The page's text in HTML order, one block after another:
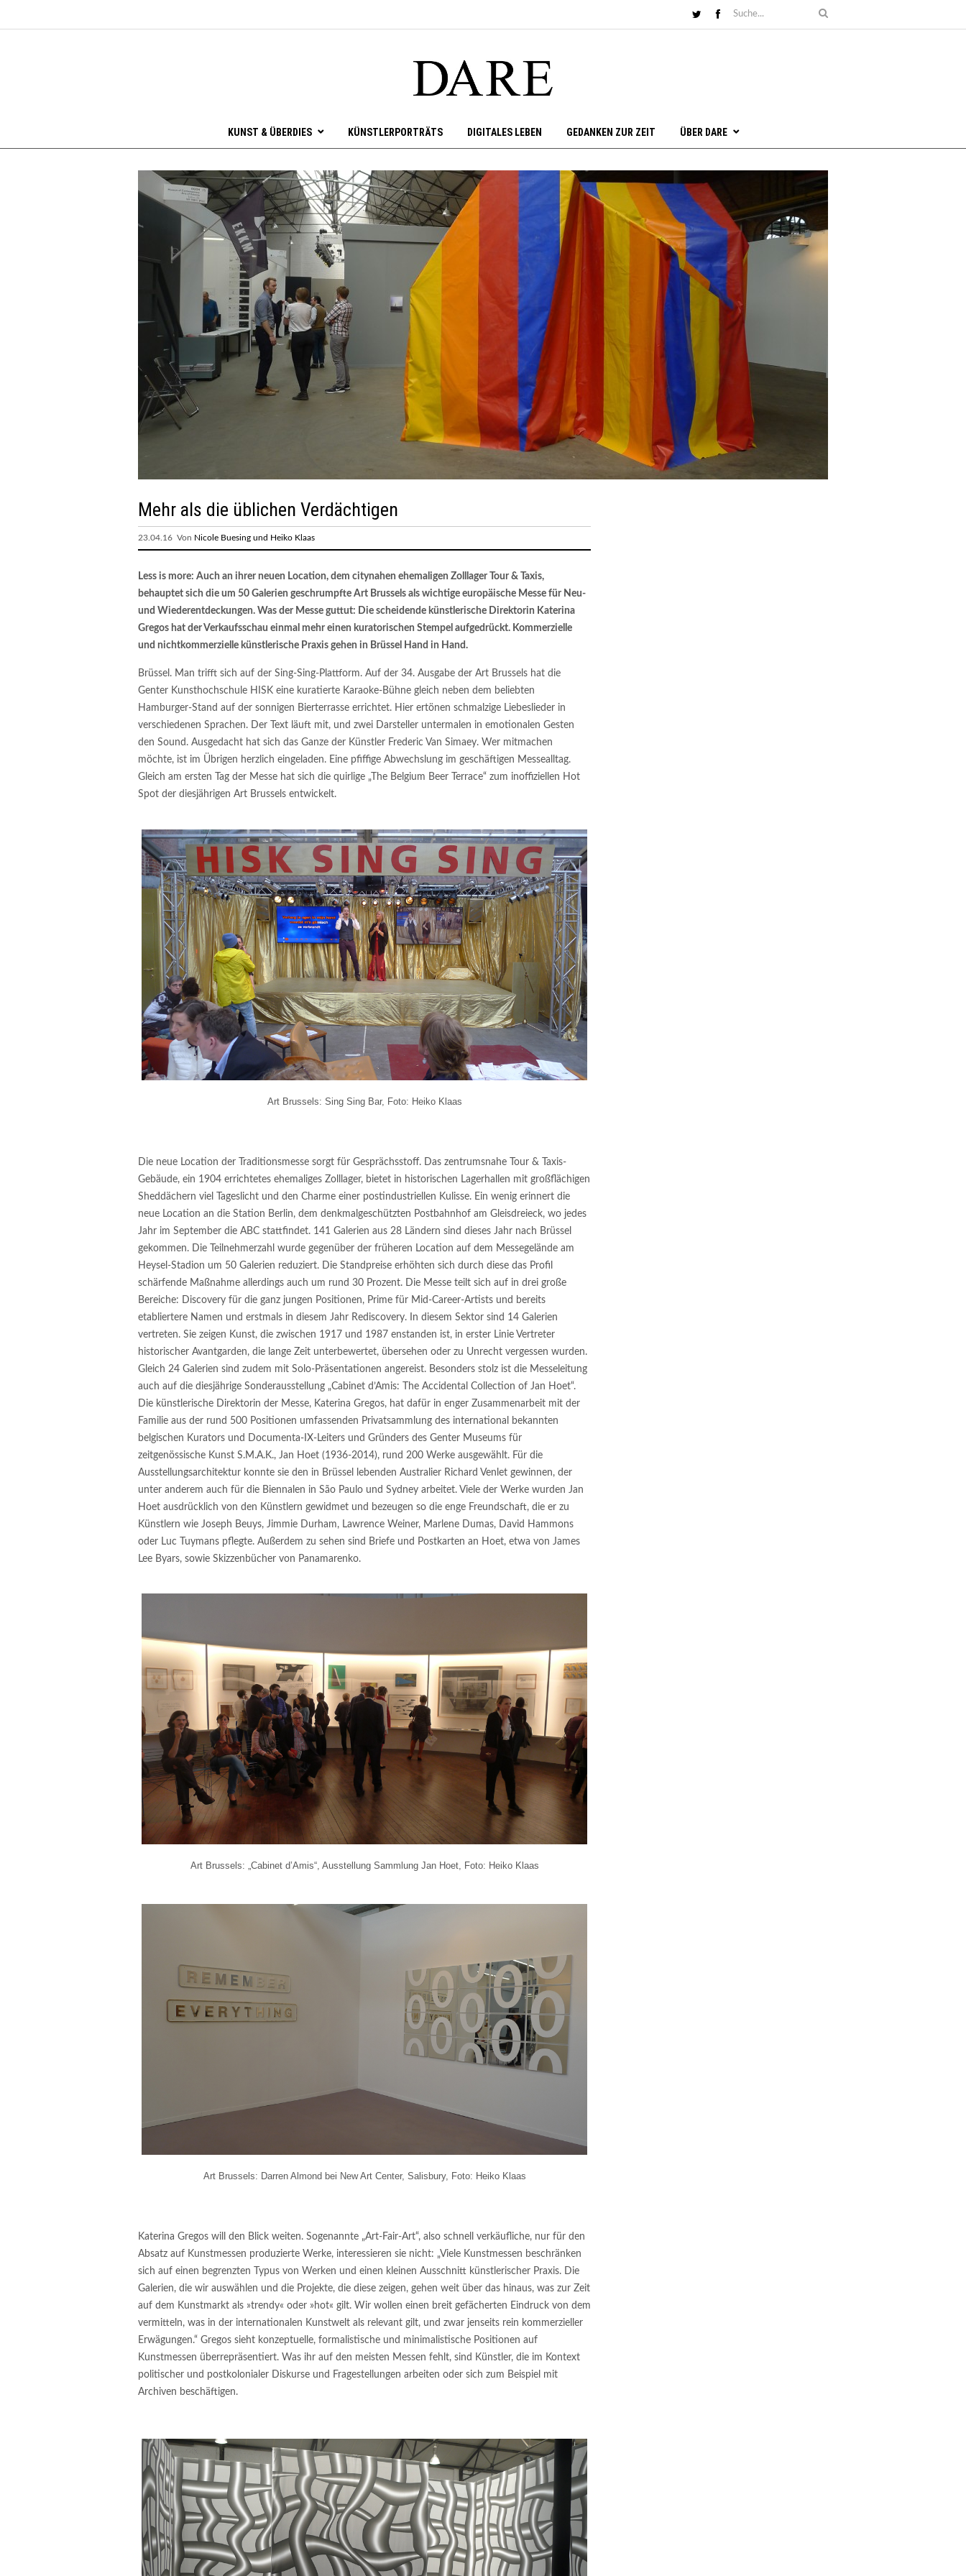
KUNST & ÜBERDIES KÜNSTLERPORTRÄTS DIGITALES LEBEN GEDANKEN ZUR ZEIT ÜBER DARE
Mehr als die üblichen Verdächtigen
23.04.16 Von Nicole Buesing und Heiko Klaas
Less is more: Auch an ihrer neuen Location, dem citynahen ehemaligen Zolllager Tour & Taxis,
behauptet sich die um 50 Galerien geschrumpfte Art Brussels als wichtige europäische Messe für Neu-
und Wiederentdeckungen. Was der Messe guttut: Die scheidende künstlerische Direktorin Katerina
Gregos hat der Verkaufsschau einmal mehr einen kuratorischen Stempel aufgedrückt. Kommerzielle
und nichtkommerzielle künstlerische Praxis gehen in Brüssel Hand in Hand.
Brüssel. Man trifft sich auf der Sing-Sing-Plattform. Auf der 34. Ausgabe der Art Brussels hat die
Genter Kunsthochschule HISK eine kuratierte Karaoke-Bühne gleich neben dem beliebten
Hamburger-Stand auf der sonnigen Bierterrasse errichtet. Hier ertönen schmalzige Liebeslieder in
verschiedenen Sprachen. Der Text läuft mit, und zwei Darsteller untermalen in emotionalen Gesten
den Sound. Ausgedacht hat sich das Ganze der Künstler Frederic Van Simaey. Wer mitmachen
möchte, ist im Übrigen herzlich eingeladen. Eine pfiffige Abwechslung im geschäftigen Messealltag.
Gleich am ersten Tag der Messe hat sich die quirlige „The Belgium Beer Terrace“ zum inoffiziellen Hot
Spot der diesjährigen Art Brussels entwickelt.
Art Brussels: Sing Sing Bar, Foto: Heiko Klaas
Die neue Location der Traditionsmesse sorgt für Gesprächsstoff. Das zentrumsnahe Tour & Taxis-
Gebäude, ein 1904 errichtetes ehemaliges Zolllager, bietet in historischen Lagerhallen mit großflächigen
Sheddächern viel Tageslicht und den Charme einer postindustriellen Kulisse. Ein wenig erinnert die
neue Location an die Station Berlin, dem denkmalgeschützten Postbahnhof am Gleisdreieck, wo jedes
Jahr im September die ABC stattfindet. 141 Galerien aus 28 Ländern sind dieses Jahr nach Brüssel
gekommen. Die Teilnehmerzahl wurde gegenüber der früheren Location auf dem Messegelände am
Heysel-Stadion um 50 Galerien reduziert. Die Standpreise erhöhten sich durch diese das Profil
schärfende Maßnahme allerdings auch um rund 30 Prozent. Die Messe teilt sich auf in drei große
Bereiche: Discovery für die ganz jungen Positionen, Prime für Mid-Career-Artists und bereits
etabliertere Namen und erstmals in diesem Jahr Rediscovery. In diesem Sektor sind 14 Galerien
vertreten. Sie zeigen Kunst, die zwischen 1917 und 1987 enstanden ist, in erster Linie Vertreter
historischer Avantgarden, die lange Zeit unterbewertet, übersehen oder zu Unrecht vergessen wurden.
Gleich 24 Galerien sind zudem mit Solo-Präsentationen angereist. Besonders stolz ist die Messeleitung
auch auf die diesjährige Sonderausstellung „Cabinet d’Amis: The Accidental Collection of Jan Hoet“.
Die künstlerische Direktorin der Messe, Katerina Gregos, hat dafür in enger Zusammenarbeit mit der
Familie aus der rund 500 Positionen umfassenden Privatsammlung des international bekannten
belgischen Kurators und Documenta-IX-Leiters und Gründers des Genter Museums für
zeitgenössische Kunst S.M.A.K., Jan Hoet (1936-2014), rund 200 Werke ausgewählt. Für die
Ausstellungsarchitektur konnte sie den in Brüssel lebenden Australier Richard Venlet gewinnen, der
unter anderem auch für die Biennalen in São Paulo und Sydney arbeitet. Viele der Werke wurden Jan
Hoet ausdrücklich von den Künstlern gewidmet und bezeugen so die enge Freundschaft, die er zu
Künstlern wie Joseph Beuys, Jimmie Durham, Lawrence Weiner, Marlene Dumas, David Hammons
oder Luc Tuymans pflegte. Außerdem zu sehen sind Briefe und Postkarten an Hoet, etwa von James
Lee Byars, sowie Skizzenbücher von Panamarenko.
Art Brussels: „Cabinet d’Amis“, Ausstellung Sammlung Jan Hoet, Foto: Heiko Klaas
Art Brussels: Darren Almond bei New Art Center, Salisbury, Foto: Heiko Klaas
Katerina Gregos will den Blick weiten. Sogenannte „Art-Fair-Art“, also schnell verkäufliche, nur für den
Absatz auf Kunstmessen produzierte Werke, interessieren sie nicht: „Viele Kunstmessen beschränken
sich auf einen begrenzten Typus von Werken und einen kleinen Ausschnitt künstlerischer Praxis. Die
Galerien, die wir auswählen und die Projekte, die diese zeigen, gehen weit über das hinaus, was zur Zeit
auf dem Kunstmarkt als »trendy« oder »hot« gilt. Wir wollen einen breit gefächerten Eindruck von dem
vermitteln, was in der internationalen Kunstwelt als relevant gilt, und zwar jenseits rein kommerzieller
Erwägungen.“ Gregos sieht konzeptuelle, formalistische und minimalistische Positionen auf
Kunstmessen überrepräsentiert. Was ihr auf den meisten Messen fehlt, sind Künstler, die im Kontext
politischer und postkolonialer Diskurse und Fragestellungen arbeiten oder sich zum Beispiel mit
Archiven beschäftigen.